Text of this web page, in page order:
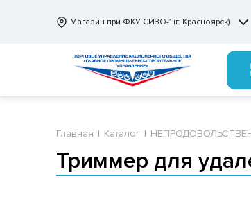
Магазин при ФКУ СИЗО-1 (г. Красноярск)
Главная Каталог
Триммер для